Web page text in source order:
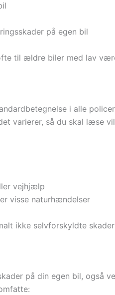
på egen bil
til ældre biler med lav
i alle
varierer, så du skal læse
vejhjælp
visse naturhændelser
ikke selvforskyldte
på din egen bil, også